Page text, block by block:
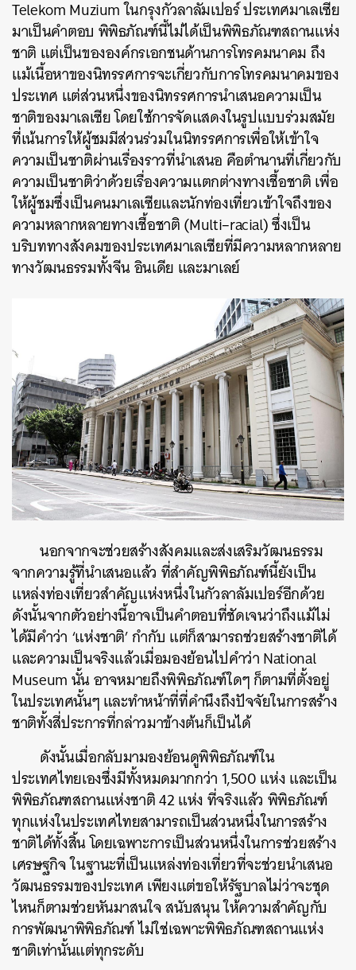
Telekom Muzium ในกรุงกัวลาลัมเปอร์ ประเทศมาเลเซีย
มาเป็นคำตอบ พิพิธภัณฑ์นี้ไม่ได้เป็นพิพิธภัณฑสถานแห่ง
ชาติ แต่เป็นขององค์กรเอกชนด้านการโทรคมนาคม ถึง
แม้เนื้อหาของนิทรรศการจะเกี่ยวกับการโทรคมนาคมของ
ประเทศ แต่ส่วนหนึ่งของนิทรรศการนำเสนอความเป็น
ชาติของมาเลเซีย โดยใช้การจัดแสดงในรูปแบบร่วมสมัย
ที่เน้นการให้ผู้ชมมีส่วนร่วมในนิทรรศการเพื่อให้เข้าใจ
ความเป็นชาติผ่านเรื่องราวที่นำเสนอ คือตำนานที่เกี่ยวกับ
ความเป็นชาติว่าด้วยเรื่องความแตกต่างทางเชื้อชาติ เพื่อ
ให้ผู้ชมซึ่งเป็นคนมาเลเซียและนักท่องเที่ยวเข้าใจถึงของ
ความหลากหลายทางเชื้อชาติ(Multi–racial)ซึ่งเป็น
บริบททางสังคมของประเทศมาเลเซียที่มีความหลากหลาย
ทางวัฒนธรรมทั้งจีน อินเดีย และมาเลย์
นอกจากจะช่วยสร้างสังคมและส่งเสริมวัฒนธรรม
จากความรู้ที่นำเสนอแล้ว ที่สำคัญพิพิธภัณฑ์นี้ยังเป็น
แหล่งท่องเที่ยวสำคัญแห่งหนึ่งในกัวลาลัมเปอร์อีกด้วย
ดังนั้นจากตัวอย่างนี้อาจเป็นคำตอบที่ชัดเจนว่าถึงแม้ไม่
ได้มีคำว่า ‘แห่งชาติ’ กำกับ แต่ก็สามารถช่วยสร้างชาติได้
และความเป็นจริงแล้วเมื่อมองย้อนไปคำว่า National
Museum นั้น อาจหมายถึงพิพิธภัณฑ์ใดๆ ก็ตามที่ตั้งอยู่
ในประเทศนั้นๆ และทำหน้าที่ที่คำนึงถึงปัจจัยในการสร้าง
ชาติทั้งสี่ประการที่กล่าวมาข้างต้นก็เป็นได้
ดังนั้นเมื่อกลับมามองย้อนดูพิพิธภัณฑ์ใน
ประเทศไทยเองซึ่งมีทั้งหมดมากกว่า 1,500 แห่ง และเป็น
พิพิธภัณฑสถานแห่งชาติ 42 แห่ง ที่จริงแล้ว พิพิธภัณฑ์
ทุกแห่งในประเทศไทยสามารถเป็นส่วนหนึ่งในการสร้าง
ชาติได้ทั้งสิ้น โดยเฉพาะการเป็นส่วนหนึ่งในการช่วยสร้าง
เศรษฐกิจ ในฐานะที่เป็นแหล่งท่องเที่ยวที่จะช่วยนำเสนอ
วัฒนธรรมของประเทศ เพียงแต่ขอให้รัฐบาลไม่ว่าจะชุด
ไหนก็ตามช่วยหันมาสนใจ สนับสนุน ให้ความสำคัญกับ
การพัฒนาพิพิธภัณฑ์ ไม่ใช่เฉพาะพิพิธภัณฑสถานแห่ง
ชาติเท่านั้นแต่ทุกระดับ